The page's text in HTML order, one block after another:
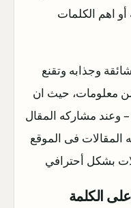
اهم الكلمات
وجذابه وتقنع
معلومات، حيث ان
وعند مشاركه المقال
المقالات فى الموقع
بشكل أحترافي
الكلمة